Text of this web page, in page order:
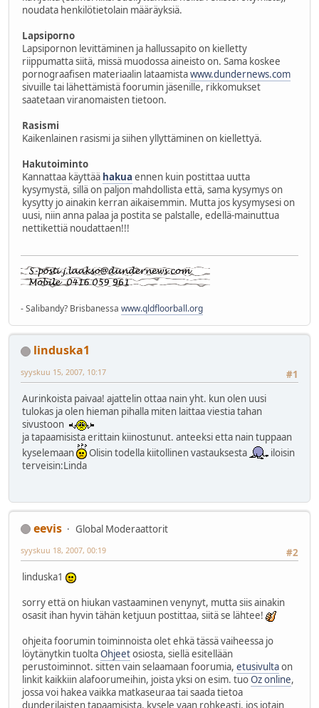
noudata henkilötietolain määräyksiä.
Lapsiporno
Lapsipornon levittäminen ja hallussapito on kielletty
riippumatta siitä, missä muodossa aineisto on. Sama koskee
pornograafisen materiaalin lataamistawww.dundernews.com
sivuille tai lähettämistä foorumin jäsenille, rikkomukset
saatetaan viranomaisten tietoon.
Rasismi
Kaikenlainen rasismi ja siihen yllyttäminen on kiellettyä.
Hakutoiminto
Kannattaa käyttää hakua ennen kuin postittaa uutta
kysymystä, sillä on paljon mahdollista että, sama kysymys on
kysytty jo ainakin kerran aikaisemmin. Mutta jos kysymysesi on
uusi, niin anna palaa ja postita se palstalle, edellä-mainuttua
nettikettiä noudattaen!!!
- Salibandy? Brisbanessa www.qldfloorball.org
linduska1
#1
syyskuu 15, 2007, 10:17
Aurinkoista paivaa! ajattelin ottaa nain yht. kun olen uusi
tulokas ja olen hieman pihalla miten laittaa viestia tahan
sivustoon
ja tapaamisista erittain kiinostunut. anteeksi etta nain tuppaan
kyselemaan
Olisin todella kiitollinen vastauksesta
iloisin
terveisin:Linda
eevis
Global Moderaattorit
#2
syyskuu 18, 2007, 00:19
linduska1
sorry että on hiukan vastaaminen venynyt, mutta siis ainakin
osasit ihan hyvin tähän ketjuun postittaa, siitä se lähtee!
ohjeita foorumin toiminnoista olet ehkä tässä vaiheessa jo
löytänytkin tuoltaOhjeetosiosta, siellä esitellään
perustoiminnot. sitten vain selaamaan foorumia, etusivultaon
linkit kaikkiin alafoorumeihin, joista yksi on esim. tuoOz online,
jossa voi hakea vaikka matkaseuraa tai saada tietoa
dunderilaisten tapaamisista. kysele vaan rohkeasti, jos jotain